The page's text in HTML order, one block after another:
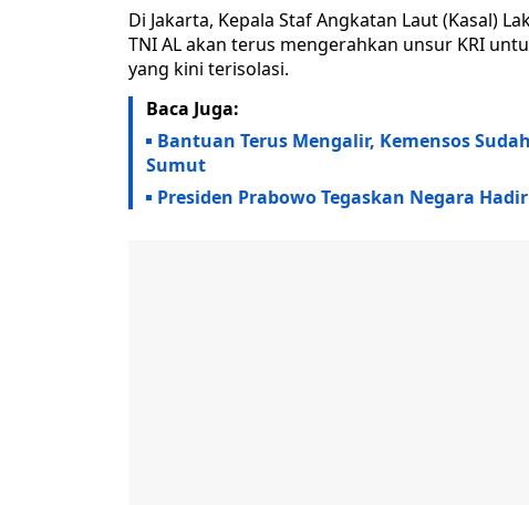
Di Jakarta, Kepala Staf Angkatan Laut (Kasal)
TNI AL akan terus mengerahkan unsur KRI
yang kini terisolasi.
Baca Juga:
Bantuan Terus Mengalir, Kemensos
Sumut
Presiden Prabowo Tegaskan Negara